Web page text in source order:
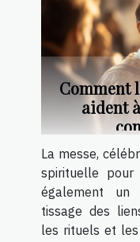
Comment
aident
La messe,
spirituelle pour
également
tissage des
les rituels et